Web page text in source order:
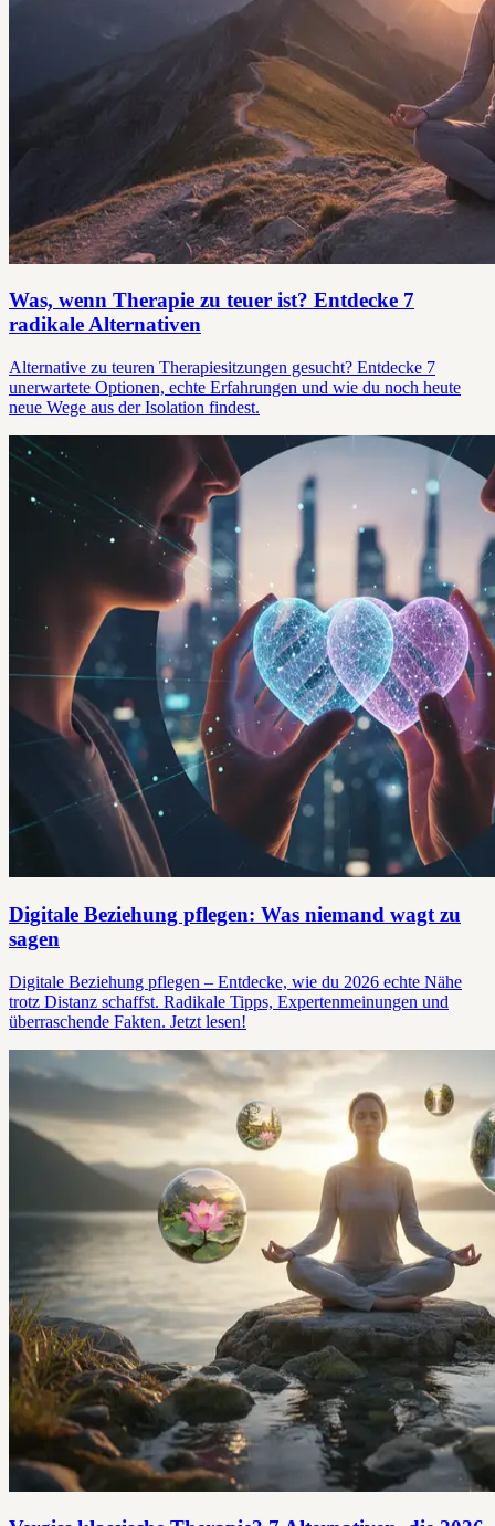
Was, wenn Therapie zu teuer ist? Entdecke 7
radikale Alternativen
Alternative zu teuren Therapiesitzungen gesucht? Entdecke 7
unerwartete Optionen, echte Erfahrungen und wie du noch heute
neue Wege aus der Isolation findest.
Digitale Beziehung pflegen: Was niemand wagt zu
sagen
Digitale Beziehung pflegen – Entdecke, wie du 2026 echte Nähe
trotz Distanz schaffst. Radikale Tipps, Expertenmeinungen und
überraschende Fakten. Jetzt lesen!